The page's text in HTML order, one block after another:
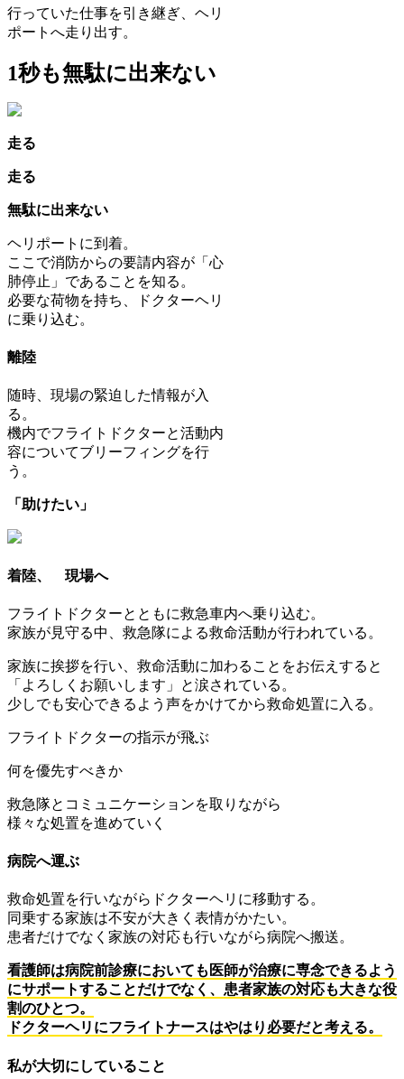
行っていた仕事を引き継ぎ、ヘリ
ポートへ走り出す。
1秒も無駄に出来ない
走る
走る
無駄に出来ない
ヘリポートに到着。
ここで消防からの要請内容が「心
肺停止」であることを知る。
必要な荷物を持ち、ドクターヘリ
に乗り込む。
離陸
随時、現場の緊迫した情報が入
る。
機内でフライトドクターと活動内
容についてブリーフィングを行
う。
「助けたい」
着陸、 現場へ
フライトドクターとともに救急車内へ乗り込む。
家族が見守る中、救急隊による救命活動が行われている。
家族に挨拶を行い、救命活動に加わることをお伝えすると
「よろしくお願いします」と涙されている。
少しでも安心できるよう声をかけてから救命処置に入る。
フライトドクターの指示が飛ぶ
何を優先すべきか
救急隊とコミュニケーションを取りながら
様々な処置を進めていく
病院へ運ぶ
救命処置を行いながらドクターヘリに移動する。
同乗する家族は不安が大きく表情がかたい。
患者だけでなく家族の対応も行いながら病院へ搬送。
看護師は病院前診療においても医師が治療に専念できるよう
にサポートすることだけでなく、患者家族の対応も大きな役
割のひとつ。
ドクターヘリにフライトナースはやはり必要だと考える。
私が大切にしていること